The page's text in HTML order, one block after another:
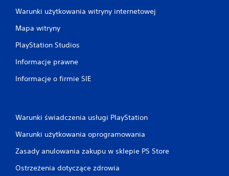
Warunki użytkowania witryny internetowej
Mapa witryny
PlayStation Studios
Informacje prawne
Informacje o firmie SIE
Warunki świadczenia usługi PlayStation
Warunki użytkowania oprogramowania
Zasady anulowania zakupu w sklepie PS Store
Ostrzeżenia dotyczące zdrowia